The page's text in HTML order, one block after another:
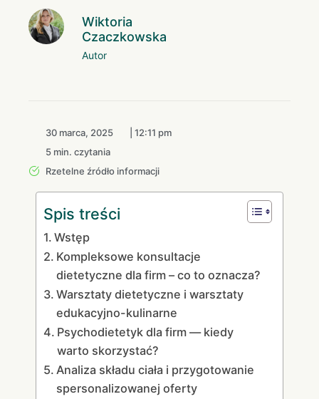
Wiktoria
Czaczkowska
Autor
30 marca, 2025
12:11 pm
5 min. czytania
Rzetelne źródło informacji
Spis treści
Wstęp
Kompleksowe konsultacje
dietetyczne dla firm – co to oznacza?
Warsztaty dietetyczne i warsztaty
edukacyjno-kulinarne
Psychodietetyk dla firm — kiedy
warto skorzystać?
Analiza składu ciała i przygotowanie
spersonalizowanej oferty